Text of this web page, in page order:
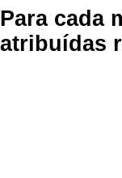
Para cada
atribuídas